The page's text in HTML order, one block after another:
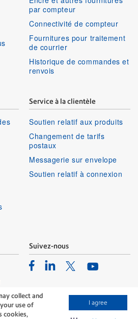
collect and
use of
cookies,
I agree
par compteur
Connectivité de compteur
Fournitures pour traitement
de courrier
Historique de commandes et
renvois
Service à la clientèle
Soutien relatif aux produits
Changement de tarifs
postaux
Messagerie sur envelope
Soutien relatif à connexion
Suivez-nous
FacebookLinkedinTwitterYoutube